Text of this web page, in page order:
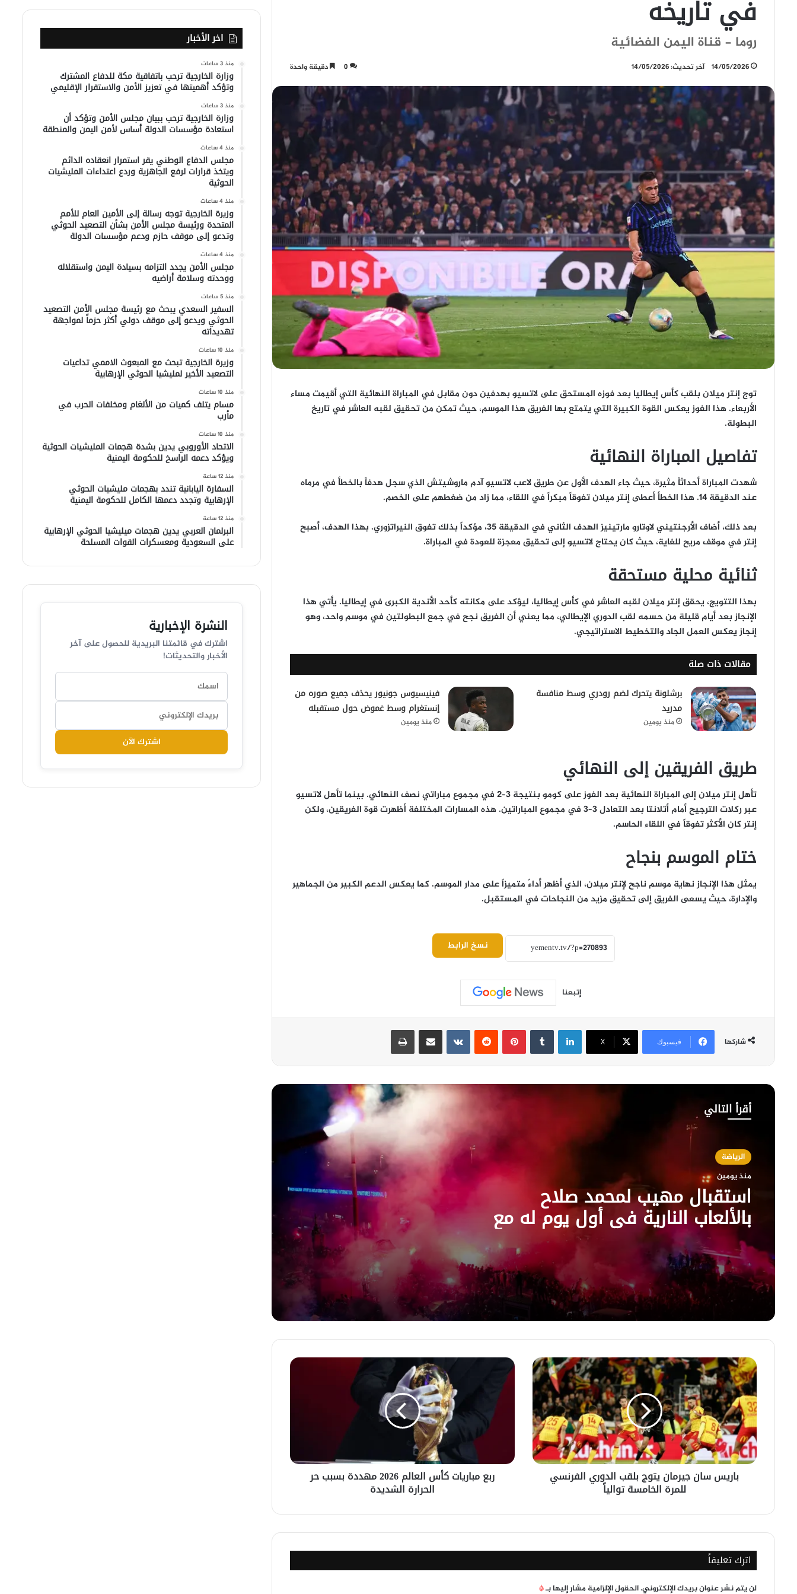
في تاريخه
روما - قناة اليمن الفضائية
14/05/2026 آخر تحديث: 14/05/2026 0 دقيقة واحدة
توج إنتر ميلان بلقب كأس إيطاليا بعد فوزه المستحق على لاتسيو بهدفين دون مقابل في المباراة النهائية التي أقيمت مساء
الأربعاء. هذا الفوز يعكس القوة الكبيرة التي يتمتع بها الفريق هذا الموسم، حيث تمكن من تحقيق لقبه العاشر في تاريخ
البطولة.
تفاصيل المباراة النهائية
شهدت المباراة أحداثاً مثيرة، حيث جاء الهدف الأول عن طريق لاعب لاتسيو آدم ماروشيتش الذي سجل هدفاً بالخطأ في مرماه
عند الدقيقة 14. هذا الخطأ أعطى إنتر ميلان تفوقاً مبكراً في اللقاء، مما زاد من ضغطهم على الخصم.
بعد ذلك، أضاف الأرجنتيني لاوتارو مارتينيز الهدف الثاني في الدقيقة 35، مؤكداً بذلك تفوق النيراتزوري. بهذا الهدف، أصبح
إنتر في موقف مريح للغاية، حيث كان يحتاج لاتسيو إلى تحقيق معجزة للعودة في المباراة.
ثنائية محلية مستحقة
بهذا التتويج، يحقق إنتر ميلان لقبه العاشر في كأس إيطاليا، ليؤكد على مكانته كأحد الأندية الكبرى في إيطاليا. يأتي هذا
الإنجاز بعد أيام قليلة من حسمه لقب الدوري الإيطالي، مما يعني أن الفريق نجح في جمع البطولتين في موسم واحد، وهو
إنجاز يعكس العمل الجاد والتخطيط الاستراتيجي.
مقالات ذات صلة
برشلونة يتحرك لضم رودري وسط منافسة
مدريد
منذ يومين
فينيسيوس جونيور يحذف جميع صوره من
إنستغرام وسط غموض حول مستقبله
منذ يومين
طريق الفريقين إلى النهائي
تأهل إنتر ميلان إلى المباراة النهائية بعد الفوز على كومو بنتيجة 3–2 في مجموع مباراتي نصف النهائي. بينما تأهل لاتسيو
عبر ركلات الترجيح أمام أتلانتا بعد التعادل 3–3 في مجموع المباراتين. هذه المسارات المختلفة أظهرت قوة الفريقين، ولكن
إنتر كان الأكثر تفوقاً في اللقاء الحاسم.
ختام الموسم بنجاح
يمثل هذا الإنجاز نهاية موسم ناجح لإنتر ميلان، الذي أظهر أداءً متميزاً على مدار الموسم. كما يعكس الدعم الكبير من الجماهير
والإدارة، حيث يسعى الفريق إلى تحقيق مزيد من النجاحات في المستقبل.
نسخ الرابط
إتبعنا
شاركها فيسبوك ‫X
لينكدإن بينتيريست مشاركة عبر البريد طباعة
أقرأ التالي
الرياضة
منذ يومين
استقبال مهيب لمحمد صلاح
بالألعاب النارية في أول يوم له مع
طرابزون سبور
في أول يوم له مع طرابزون سبور
اجتماع طارئ لفيفا برئاسة إنفانتينو وسط
تصاعد الضغوط بعد أزمة بيع حقوق كأس
العالم
طرابزون سبور يعلن موعد وصول محمد صلاح
إلى تركيا لاستكمال إجراءات انتقاله
اجتماع طارئ لفيفا غدًا برئاسة إنفانتينو وسط
تصاعد الضغوط والانتقادات الدولية
الأمين العام لفيفا يصف خطة بيع حقوق كأس
العالم بأنها “سلسلة مؤسفة ومستنكرة من
الأحداث”
ميلان يشيّع أسطورته فرانكو باريzi إلى مثواه
باريس
سان
جيرمان
يتوج
بلقب
الدوري
الفرنسي
للمرة
الخامسة
باريس سان جيرمان يتوج بلقب الدوري الفرنسي
للمرة الخامسة توالياً
ربع
مباريات
كأس
العالم
الحرارة
الشديدة
ربع مباريات كأس العالم 2026 مهددة بسبب حر
الحرارة الشديدة
اترك تعليقاً
لن يتم نشر عنوان بريدك الإلكتروني.الحقول الإلزامية مشار إليها بـ*
اخر الأخبار
منذ 3 ساعات
وزارة الخارجية ترحب باتفاقية مكة للدفاع المشترك
وتؤكد أهميتها في تعزيز الأمن والاستقرار الإقليمي
منذ 3 ساعات
وزارة الخارجية ترحب ببيان مجلس الأمن وتؤكد أن
استعادة مؤسسات الدولة أساس لأمن اليمن والمنطقة
منذ 4 ساعات
مجلس الدفاع الوطني يقر استمرار انعقاده الدائم
ويتخذ قرارات لرفع الجاهزية وردع اعتداءات المليشيات
الحوثية
منذ 4 ساعات
وزيرة الخارجية توجه رسالة إلى الأمين العام للأمم
المتحدة ورئيسة مجلس الأمن بشأن التصعيد الحوثي
وتدعو إلى موقف حازم ودعم مؤسسات الدولة
منذ 4 ساعات
مجلس الأمن يجدد التزامه بسيادة اليمن واستقلاله
ووحدته وسلامة أراضيه
منذ 5 ساعات
السفير السعدي يبحث مع رئيسة مجلس الأمن التصعيد
الحوثي ويدعو إلى موقف دولي أكثر حزماً لمواجهة
تهديداته
منذ 10 ساعات
وزيرة الخارجية تبحث مع المبعوث الاممي تداعيات
التصعيد الأخير لمليشيا الحوثي الإرهابية
منذ 10 ساعات
مسام يتلف كميات من الألغام ومخلفات الحرب في
مأرب
منذ 10 ساعات
الاتحاد الأوروبي يدين بشدة هجمات المليشيات الحوثية
ويؤكد دعمه الراسخ للحكومة اليمنية
منذ 12 ساعة
السفارة اليابانية تندد بهجمات مليشيات الحوثي
الإرهابية وتجدد دعمها الكامل للحكومة اليمنية
منذ 12 ساعة
البرلمان العربي يدين هجمات ميليشيا الحوثي الإرهابية
على السعودية ومعسكرات القوات المسلحة
النشرة الإخبارية
اشترك في قائمتنا البريدية للحصول على آخر
الأخبار والتحديثات!
اشترك الآن